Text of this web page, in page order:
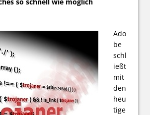
Ado
be
schl
ießt
mit
den
heu
tige